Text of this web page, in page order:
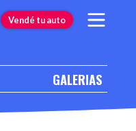
Vendé tu auto
GALERIAS